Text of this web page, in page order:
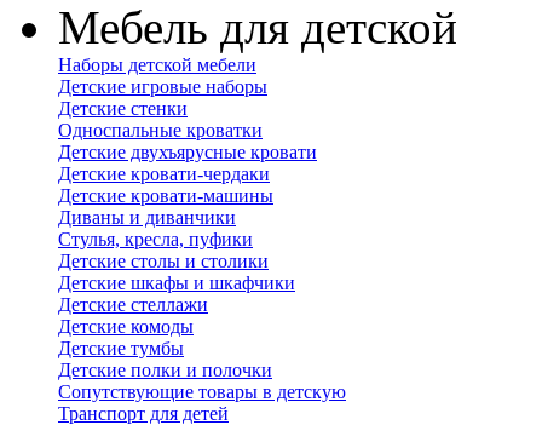
Мебель для детской
Наборы детской мебели
Детские игровые наборы
Детские стенки
Односпальные кроватки
Детские двухъярусные кровати
Детские кровати-чердаки
Детские кровати-машины
Диваны и диванчики
Стулья, кресла, пуфики
Детские столы и столики
Детские шкафы и шкафчики
Детские стеллажи
Детские комоды
Детские тумбы
Детские полки и полочки
Сопутствующие товары в детскую
Транспорт для детей